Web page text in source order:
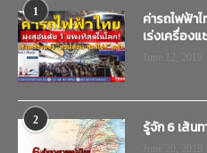
1
ค่ารถไฟฟ้า
เร่งเครื่อง
2 รู้จัก 6 เส้น